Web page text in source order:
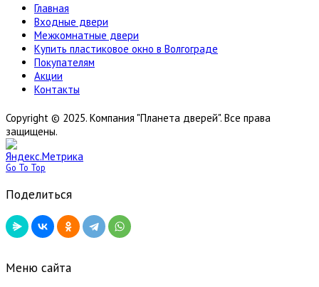
Главная
Входные двери
Межкомнатные двери
Купить пластиковое окно в Волгограде
Покупателям
Акции
Контакты
Copyright © 2025. Компания "Планета дверей". Все права
защищены.
Go To Top
Поделиться
Меню сайта